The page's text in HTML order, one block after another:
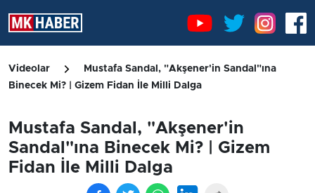
Videolar
Mustafa Sandal, "Akşener'in Sandal"ına
Binecek Mi? | Gizem Fidan İle Milli Dalga
Mustafa Sandal, "Akşener'in
Sandal"ına Binecek Mi? | Gizem
Fidan İle Milli Dalga